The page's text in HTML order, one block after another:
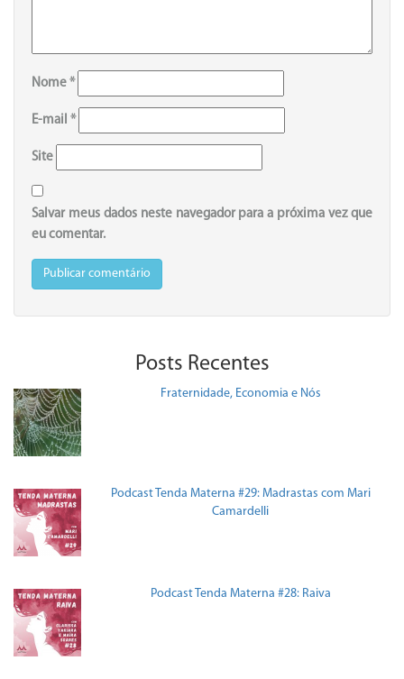
Nome *
E-mail *
Site
Salvar meus dados neste navegador para a próxima vez que
eu comentar.
Posts Recentes
Fraternidade, Economia e Nós
Podcast Tenda Materna #29: Madrastas com Mari
Camardelli
Podcast Tenda Materna #28: Raiva